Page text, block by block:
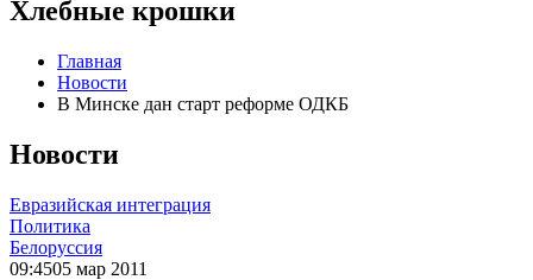
Хлебные крошки
Главная
Новости
В Минске дан старт реформе ОДКБ
Новости
Евразийская интеграция
Политика
Белоруссия
09:4505 мар 2011